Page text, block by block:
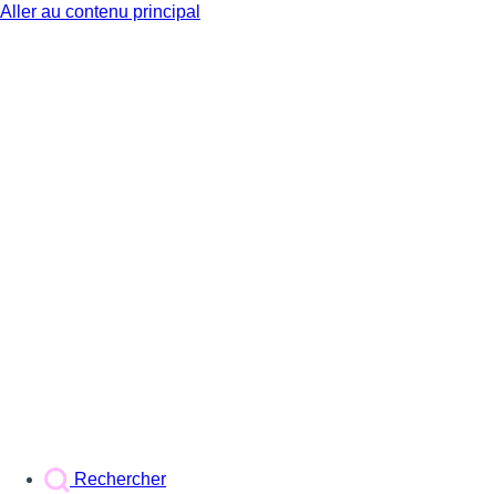
Aller au contenu principal
Rechercher